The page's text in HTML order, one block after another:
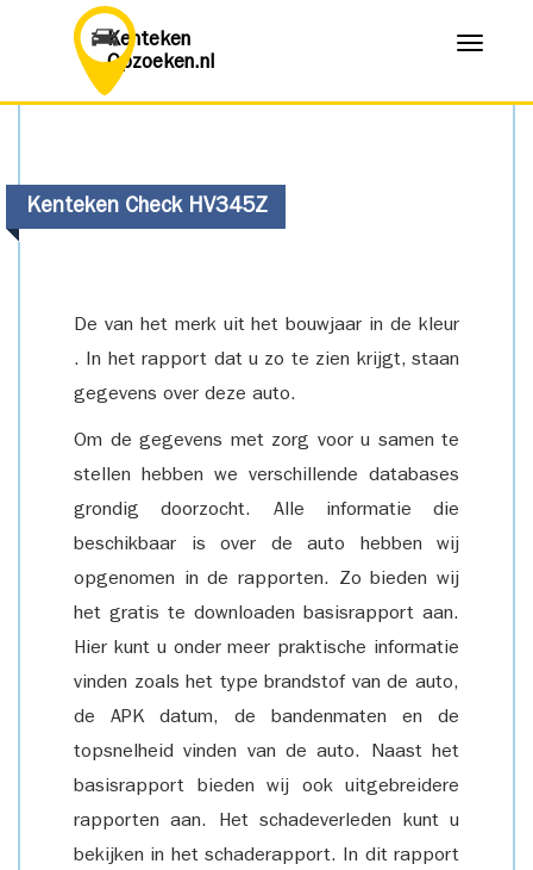
Kenteken
Opzoeken.nl
Menu
Kenteken Check HV345Z
De van het merk uit het bouwjaar in de kleur
. In het rapport dat u zo te zien krijgt, staan
gegevens over deze auto.
Om de gegevens met zorg voor u samen te
stellen hebben we verschillende databases
grondig doorzocht. Alle informatie die
beschikbaar is over de auto hebben wij
opgenomen in de rapporten. Zo bieden wij
het gratis te downloaden basisrapport aan.
Hier kunt u onder meer praktische informatie
vinden zoals het type brandstof van de auto,
de APK datum, de bandenmaten en de
topsnelheid vinden van de auto. Naast het
basisrapport bieden wij ook uitgebreidere
rapporten aan. Het schadeverleden kunt u
bekijken in het schaderapport. In dit rapport